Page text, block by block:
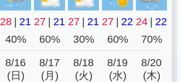
28 | 21 27 | 21 27 | 21 27 | 22 24 | 22
40% 60% 30% 60% 70%
8/16
(日)
8/17
(月)
8/18
(火)
8/19
(水)
8/20
(木)